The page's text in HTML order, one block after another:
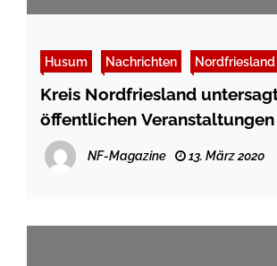
Husum Nachrichten Nordfriesland
Kreis Nordfriesland
öffentlichen Veranstaltungen
NF-Magazine 13. März 2020